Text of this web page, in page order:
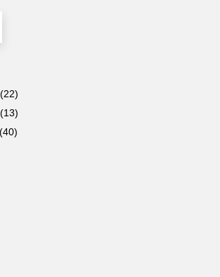
(22)
(13)
(40)